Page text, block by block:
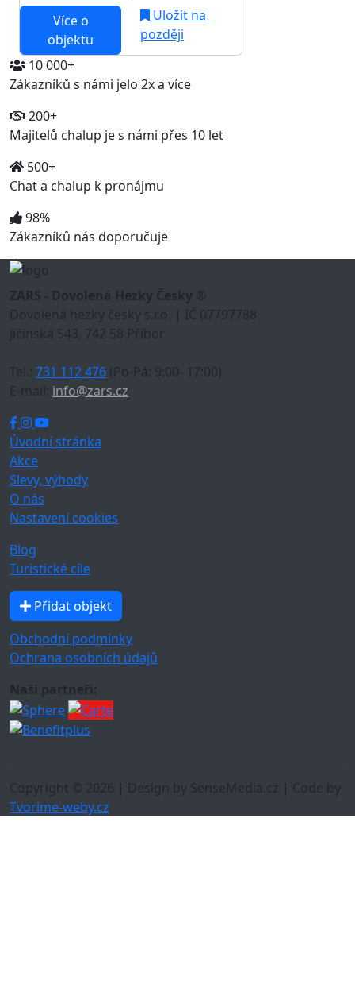
Více o
objektu
Uložit na
později
10 000+
Zákazníků s námi jelo 2x a více
200+
Majitelů chalup je s námi přes 10 let
500+
Chat a chalup k pronájmu
98%
Zákazníků nás doporučuje
ZARS - Dovolená Hezky Česky ®
Dovolená hezky česky s.r.o. | IČ 07797788
Jičínská 543, 742 58 Příbor
Tel.: 731 112 476 (Po-Pá: 9:00- 17:00)
E-mail: info@zars.cz
Úvodní stránka
Akce
Slevy, výhody
O nás
Nastavení cookies
Blog
Turistické cíle
Přidat objekt
Obchodní podmínky
Ochrana osobních údajů
Naši partneři:
Copyright © 2026 | Design by SenseMedia.cz | Code by
Tvorime-weby.cz